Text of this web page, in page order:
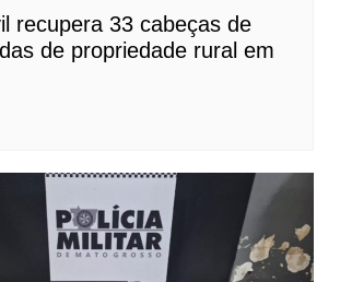
recupera 33 cabeças de
de propriedade rural em